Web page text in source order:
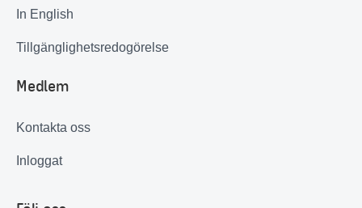
In English
Tillgänglighetsredogörelse
Medlem
Kontakta oss
Inloggat